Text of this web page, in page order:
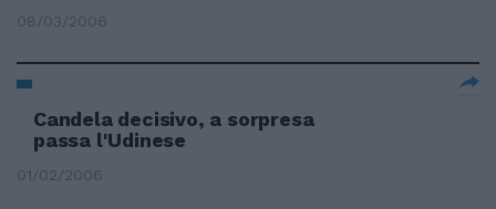
08/03/2006
Candela decisivo, a sorpresa
passa l'Udinese
01/02/2006